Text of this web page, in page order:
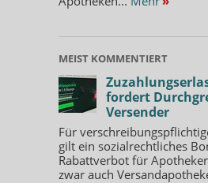
MEIST KOMMENTIERT
fordert
Versender
Für
gilt ein sozialrechtliches
Rabattverbot für
zwar auch